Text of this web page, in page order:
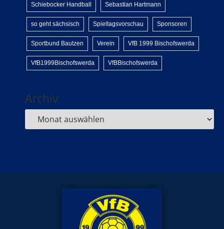
Schiebocker Handball Sebastian Hartmann
so geht sächsisch Spieltagsvorschau Sponsoren
Sportbund Bautzen Verein VfB 1999 Bischofswerda
VfB1999Bischofswerda VfBBischofswerda
Archiv